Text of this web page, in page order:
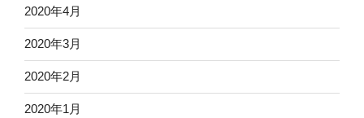
2020年4月
2020年3月
2020年2月
2020年1月